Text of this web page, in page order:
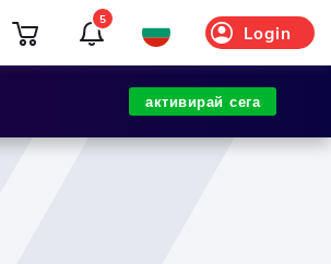
Login
5
активирай сега